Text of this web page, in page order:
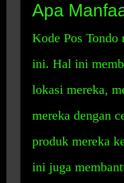
Apa
Kode Pos
ini. Hal ini
lokasi mereka,
mereka dengan
produk mereka
ini juga